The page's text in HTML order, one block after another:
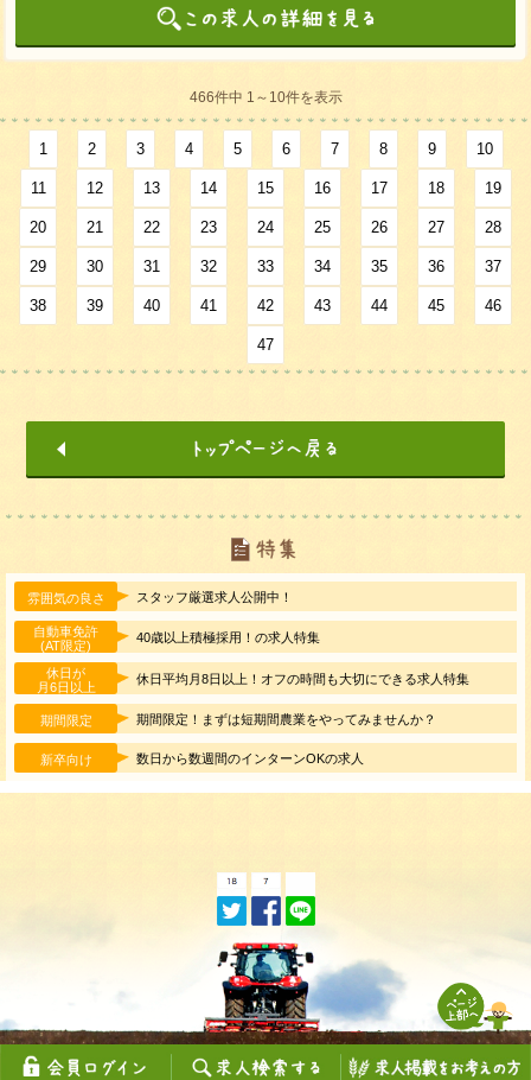
466件中 1～10件を表示
1 2 3 4 5 6 7 8 9 10
11 12 13 14 15 16 17 18 19
20 21 22 23 24 25 26 27 28
29 30 31 32 33 34 35 36 37
38 39 40 41 42 43 44 45 46
47
雰囲気の良さ スタッフ厳選求人公開中！
自動車免許
(AT限定)
40歳以上積極採用！の求人特集
休日が
月6日以上
休日平均月8日以上！オフの時間も大切にできる求人特集
期間限定 期間限定！まずは短期間農業をやってみませんか？
新卒向け 数日から数週間のインターンOKの求人